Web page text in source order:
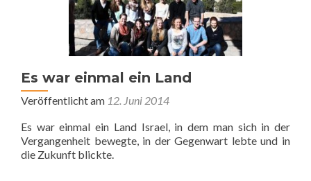
Es war einmal ein Land
Veröffentlicht am 12. Juni 2014
Es war einmal ein Land Israel, in dem man sich in der
Vergangenheit bewegte, in der Gegenwart lebte und in
die Zukunft blickte.